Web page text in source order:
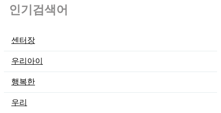
인기검색어
센터장
우리아이
행복한
우리